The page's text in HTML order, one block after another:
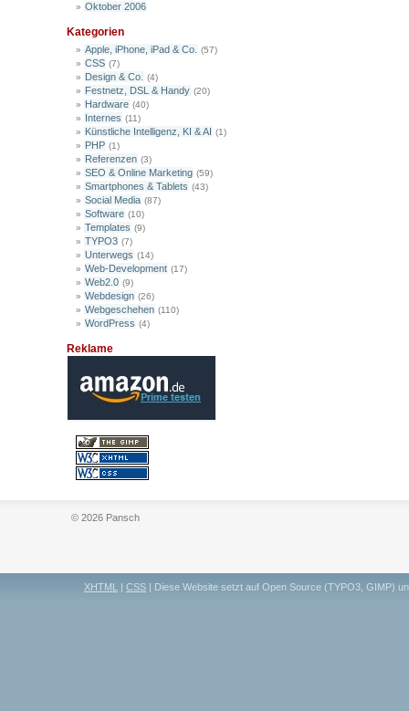
Oktober 2006
Kategorien
Apple, iPhone, iPad & Co. (57)
CSS (7)
Design & Co. (4)
Festnetz, DSL & Handy (20)
Hardware (40)
Internes (11)
Künstliche Intelligenz, KI & AI (1)
PHP (1)
Referenzen (3)
SEO & Online Marketing (59)
Smartphones & Tablets (43)
Social Media (87)
Software (10)
Templates (9)
TYPO3 (7)
Unterwegs (14)
Web-Development (17)
Web2.0 (9)
Webdesign (26)
Webgeschehen (110)
WordPress (4)
Reklame
© 2026 Pansch
XHTML | CSS | Diese Website setzt auf Open Source (TYPO3, GIMP)